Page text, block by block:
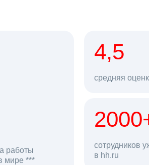
работы
мире ***
на вакансии
4,5
средняя
сотрудников
в hh.ru